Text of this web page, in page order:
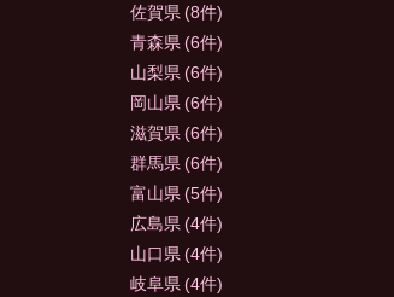
佐賀県 (8件)
青森県 (6件)
山梨県 (6件)
岡山県 (6件)
滋賀県 (6件)
群馬県 (6件)
富山県 (5件)
広島県 (4件)
山口県 (4件)
岐阜県 (4件)